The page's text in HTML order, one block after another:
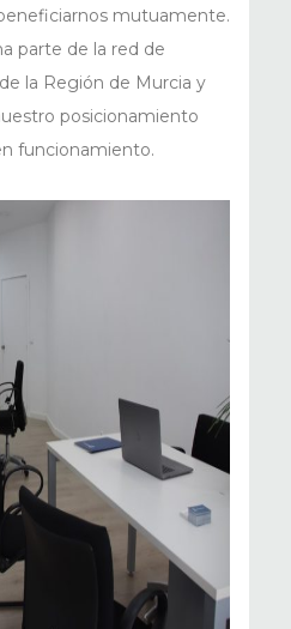
mutuamente.
parte de la red de
la Región de Murcia y
posicionamiento
funcionamiento.